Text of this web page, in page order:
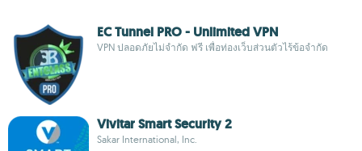
EC Tunnel PRO - Unlimited VPN
VPN ปลอดภัยไม่จำกัด ฟรี เพื่อท่องเว็บส่วนตัวไร้ข้อจำกัด
Vivitar Smart Security 2
Sakar International, Inc.